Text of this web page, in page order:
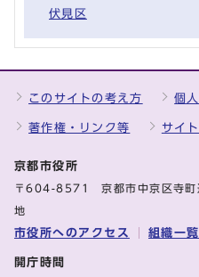
伏見区
このサイトの考え方 個
著作権・リンク等 サイ
京都市役所
〒604-8571 京都市中京区寺町
地
市役所へのアクセス 組織一覧
開庁時間